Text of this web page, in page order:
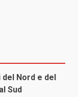
del Nord e del
Sud